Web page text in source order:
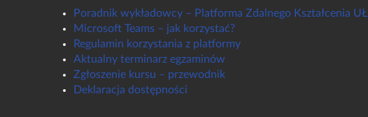
Poradnik wykładowcy – Platforma Zdalnego Kształcenia UŁ
Microsoft Teams – jak korzystać?
Regulamin korzystania z platformy
Aktualny terminarz egzaminów
Zgłoszenie kursu – przewodnik
Deklaracja dostępności